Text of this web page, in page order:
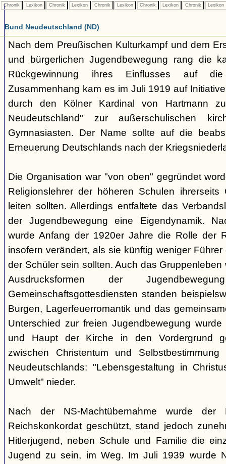
Chronik Lexikon Chronik Lexikon Chronik Lexikon Chronik Lexikon Chronik Lexikon
Bund Neudeutschland (ND)
Nach dem Preußischen Kulturkampf und dem
und bürgerlichen Jugendbewegung rang die
Rückgewinnung ihres Einflusses auf
Zusammenhang kam es im Juli 1919 auf
durch den Kölner Kardinal von Hartmann
Neudeutschland" zur außerschulischen
Gymnasiasten. Der Name sollte auf die
Erneuerung Deutschlands nach der
Die Organisation war "von oben" gegründet
Religionslehrer der höheren Schulen ihrerseits
leiten sollten. Allerdings entfaltete das
der Jugendbewegung eine Eigendynamik.
wurde Anfang der 1920er Jahre die Rolle der
insofern verändert, als sie künftig weniger
der Schüler sein sollten. Auch das
Ausdrucksformen der
Gemeinschaftsgottesdiensten standen
Burgen, Lagerfeuerromantik und das
Unterschied zur freien Jugendbewegung
und Haupt der Kirche in den Vordergrund
zwischen Christentum und
Neudeutschlands: "Lebensgestaltung in
Umwelt" nieder.
Nach der NS-Machtübernahme wurde
Reichskonkordat geschützt, stand jedoch
Hitlerjugend, neben Schule und Familie die
Jugend zu sein, im Weg. Im Juli 1939 wurde